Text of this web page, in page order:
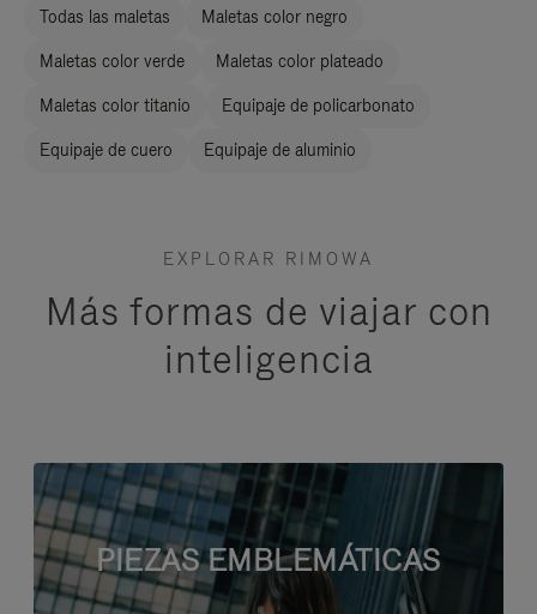
Todas las maletas Maletas color negro
Maletas color verde Maletas color plateado
Maletas color titanio Equipaje de policarbonato
Equipaje de cuero Equipaje de aluminio
EXPLORAR RIMOWA
Más formas de viajar con
inteligencia
PIEZAS EMBLEMÁTICAS